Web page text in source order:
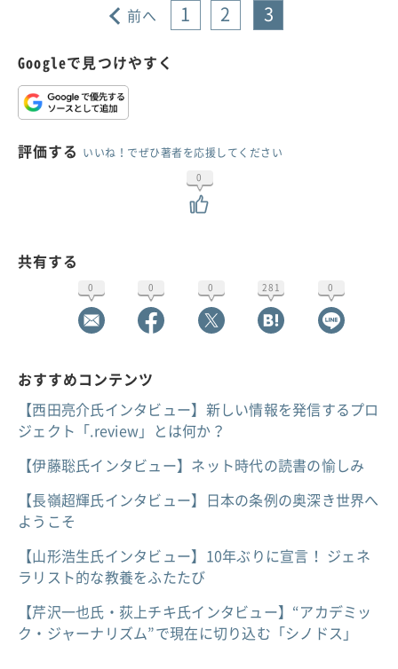
前へ 1 2 3
Googleで見つけやすく
評価する いいね！でぜひ著者を応援してください
0
共有する
0 0 0 281 0
おすすめコンテンツ
【西田亮介氏インタビュー】新しい情報を発信するプロ
ジェクト「.review」とは何か？
【伊藤聡氏インタビュー】ネット時代の読書の愉しみ
【長嶺超輝氏インタビュー】日本の条例の奥深き世界へ
ようこそ
【山形浩生氏インタビュー】10年ぶりに宣言！ ジェネ
ラリスト的な教養をふたたび
【芹沢一也氏・荻上チキ氏インタビュー】“アカデミッ
ク・ジャーナリズム”で現在に切り込む「シノドス」